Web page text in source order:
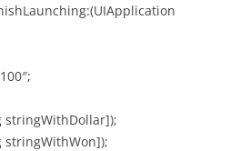
stringWithDollar]);
stringWithWon]);